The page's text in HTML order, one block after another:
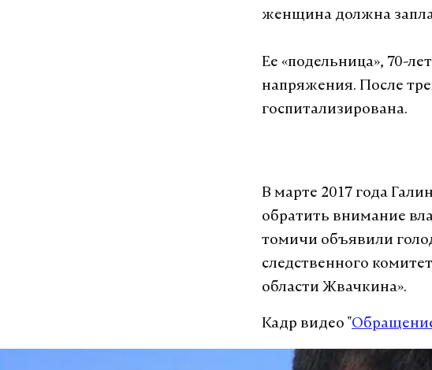
женщина должна
Ее «подельница», 70-
напряжения. После
госпитализирована.
В марте 2017 года
обратить внимание
томичи объявили
следственного
области Жвачкина».
Кадр видео "